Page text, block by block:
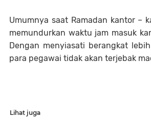
Umumnya saat Ramadan kantor –
memundurkan waktu jam masuk
Dengan menyiasati berangkat
para pegawai tidak akan terjebak
Lihat juga